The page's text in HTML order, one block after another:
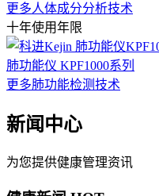
更多人体成分分析技术
十年使用年限
肺功能仪 KPF1000系列
更多肺功能检测技术
新闻中心
为您提供健康管理资讯